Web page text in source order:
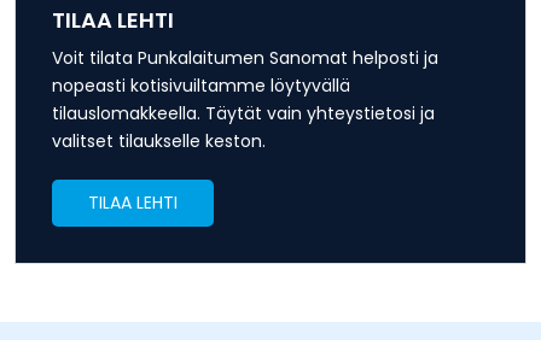
TILAA LEHTI
Voit tilata Punkalaitumen Sanomat helposti ja
nopeasti kotisivuiltamme löytyvällä
tilauslomakkeella. Täytät vain yhteystietosi ja
valitset tilaukselle keston.
TILAA LEHTI